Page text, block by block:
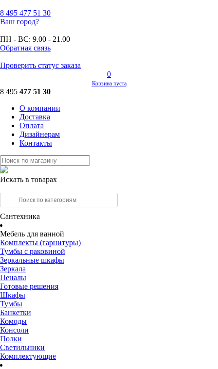
8 495 477 51 30
Ваш город?
ПН - ВС: 9.00 - 21.00
Обратная связь
Проверить статус заказа
0
Корзина пуста
8 495 477 51 30
О компании
Доставка
Оплата
Дизайнерам
Контакты
Искать в товарах
Сантехника
Мебель для ванной
Комплекты (гарнитуры)
Тумбы с раковиной
Зеркальные шкафы
Зеркала
Пеналы
Готовые решения
Шкафы
Тумбы
Банкетки
Комоды
Консоли
Полки
Светильники
Комплектующие